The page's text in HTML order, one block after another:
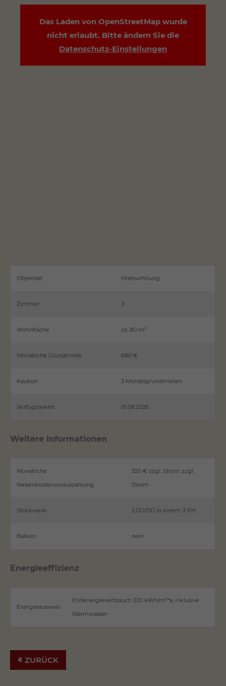
Das Laden von OpenStreetMap wurde
nicht erlaubt. Bitte ändern Sie die
Datenschutz-Einstellungen
Objektart Mietwohnung
Zimmer 3
Wohnfläche ca. 80 m²
Monatliche Grundmiete 680 €
Kaution 3 Monatsgrundmieten
Verfügbarkeit 01.08.2026
Weitere Informationen
Monatliche
Nebenkostenvorauszahlung
320 € zzgl. Strom zzgl.
Strom
Stockwerk 2.OG/DG in einem 3-FH
Balkon nein
Energieeffizienz
Energieausweis
Endenergieverbrauch 220 kWh/m²*a, inklusive
Warmwasser
ZURÜCK